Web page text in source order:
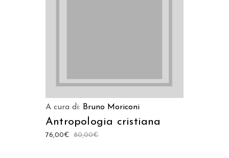
A cura di: Bruno Moriconi
Antropologia cristiana
80,00€
76,00€